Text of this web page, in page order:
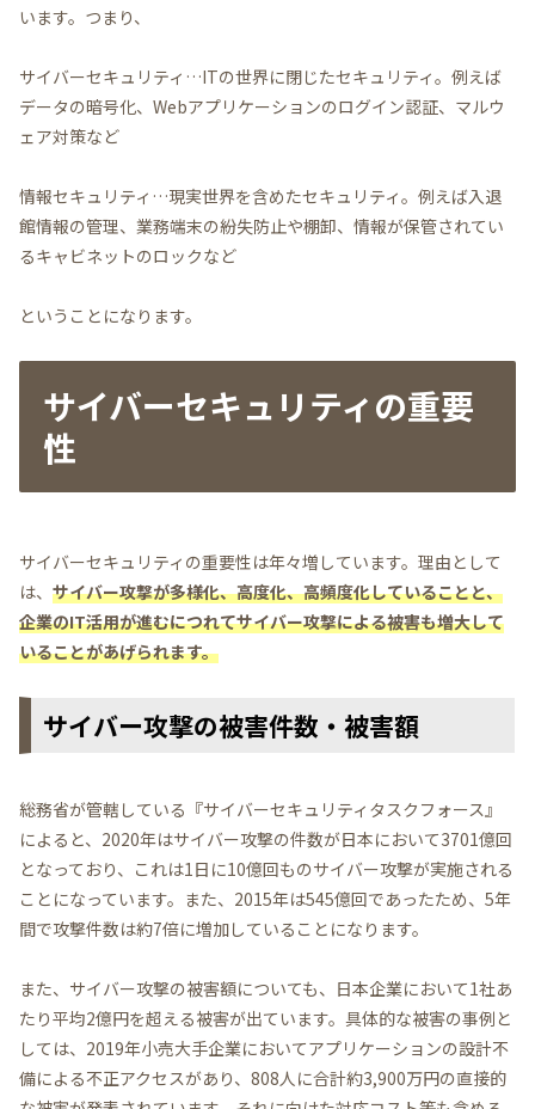
います。つまり、
サイバーセキュリティ…ITの世界に閉じたセキュリティ。例えば
データの暗号化、Webアプリケーションのログイン認証、マルウ
ェア対策など
情報セキュリティ…現実世界を含めたセキュリティ。例えば入退
館情報の管理、業務端末の紛失防止や棚卸、情報が保管されてい
るキャビネットのロックなど
ということになります。
サイバーセキュリティの重要
性
サイバーセキュリティの重要性は年々増しています。理由として
は、 サイバー攻撃が多様化、高度化、高頻度化していることと、
企業のIT活用が進むにつれてサイバー攻撃による被害も増大して
いることがあげられます。
サイバー攻撃の被害件数・被害額
総務省が管轄している『サイバーセキュリティタスクフォース』
によると、2020年はサイバー攻撃の件数が日本において3701億回
となっており、これは1日に10億回ものサイバー攻撃が実施される
ことになっています。また、2015年は545億回であったため、5年
間で攻撃件数は約7倍に増加していることになります。
また、サイバー攻撃の被害額についても、日本企業において1社あ
たり平均2億円を超える被害が出ています。具体的な被害の事例と
しては、2019年小売大手企業においてアプリケーションの設計不
備による不正アクセスがあり、808人に合計約3,900万円の直接的